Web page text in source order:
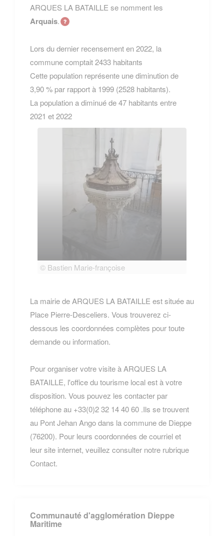
ARQUES LA BATAILLE se nomment les
Arquais.
Lors du dernier recensement en 2022, la
commune comptait 2433 habitants
Cette population représente une diminution de
3,90 % par rapport à 1999 (2528 habitants).
La population a diminué de 47 habitants entre
2021 et 2022
© Bastien Marie-françoise
La mairie de ARQUES LA BATAILLE est située au
Place Pierre-Desceliers. Vous trouverez ci-
dessous les coordonnées complètes pour toute
demande ou information.
Pour organiser votre visite à ARQUES LA
BATAILLE, l'office du tourisme local est à votre
disposition. Vous pouvez les contacter par
téléphone au +33(0)2 32 14 40 60 .Ils se trouvent
au Pont Jehan Ango dans la commune de Dieppe
(76200). Pour leurs coordonnées de courriel et
leur site internet, veuillez consulter notre rubrique
Contact.
Communauté d'agglomération Dieppe
Maritime